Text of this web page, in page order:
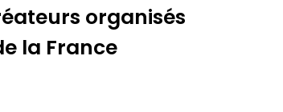
organisés
la France